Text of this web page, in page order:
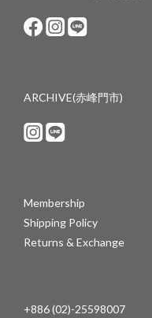
ARCHIVE(赤峰門市)
Membership
Shipping Policy
Returns & Exchange
+886 (02)-25598007